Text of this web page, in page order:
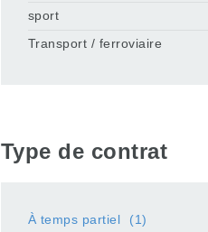
sport
Transport / ferroviaire
Type de contrat
À temps partiel
(1)